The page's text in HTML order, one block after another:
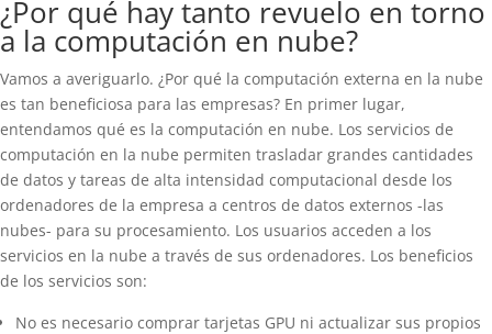
¿Por qué hay tanto revuelo en torno
a la computación en nube?
Vamos a averiguarlo. ¿Por qué la computación externa en la nube
es tan beneficiosa para las empresas? En primer lugar,
entendamos qué es la computación en nube. Los servicios de
computación en la nube permiten trasladar grandes cantidades
de datos y tareas de alta intensidad computacional desde los
ordenadores de la empresa a centros de datos externos -las
nubes- para su procesamiento. Los usuarios acceden a los
servicios en la nube a través de sus ordenadores. Los beneficios
de los servicios son:
No es necesario comprar tarjetas GPU ni actualizar sus propios